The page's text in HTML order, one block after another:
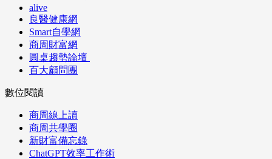
alive
良醫健康網
Smart自學網
商周財富網
圓桌趨勢論壇
百大顧問團
數位閱讀
商周線上讀
商周共學圈
新財富備忘錄
ChatGPT效率工作術